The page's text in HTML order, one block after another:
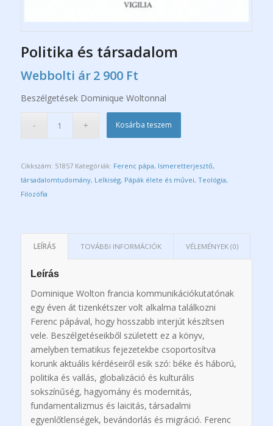
Politika és társadalom
Webbolti ár 2 900 Ft
Beszélgetések Dominique Woltonnal
Kosárba teszem
Cikkszám: 51857 Kategóriák: Ferenc pápa, Ismeretterjesztő,
társadalomtudomány, Lelkiség, Pápák élete és művei, Teológia,
Filozófia
LEÍRÁS TOVÁBBI INFORMÁCIÓK VÉLEMÉNYEK (0)
Leírás
Dominique Wolton francia kommunikációkutatónak
egy éven át tizenkétszer volt alkalma találkozni
Ferenc pápával, hogy hosszabb interjút készítsen
vele. Beszélgetéseikből született ez a könyv,
amelyben tematikus fejezetekbe csoportosítva
korunk aktuális kérdéseiről esik szó: béke és háború,
politika és vallás, globalizáció és kulturális
sokszínűség, hagyomány és modernitás,
fundamentalizmus és laicitás, társadalmi
egyenlőtlenségek, bevándorlás és migráció. Ferenc